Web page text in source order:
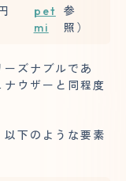
pet
mi
参
照）
ズナブルであ
ウザーと同程度
下のような要素